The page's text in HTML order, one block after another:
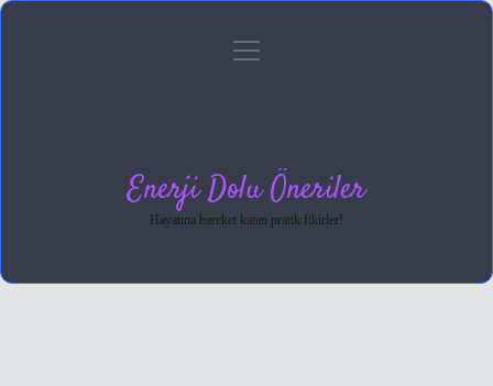
Gizlilik Politikası
menüyü
Enerji Dolu Öneriler
Hayatına hareket katan pratik fikirler!